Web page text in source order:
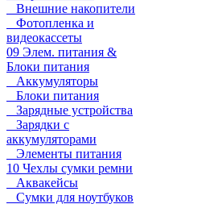
Внешние накопители
Фотопленка и
видеокассеты
09 Элем. питания &
Блоки питания
Аккумуляторы
Блоки питания
Зарядные устройства
Зарядки с
аккумуляторами
Элементы питания
10 Чехлы сумки ремни
Аквакейсы
Сумки для ноутбуков